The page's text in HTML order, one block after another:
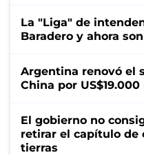
La "Liga" de
Baradero y ahora
Argentina renovó el
China por
El gobierno no
retirar el capítulo de
tierras